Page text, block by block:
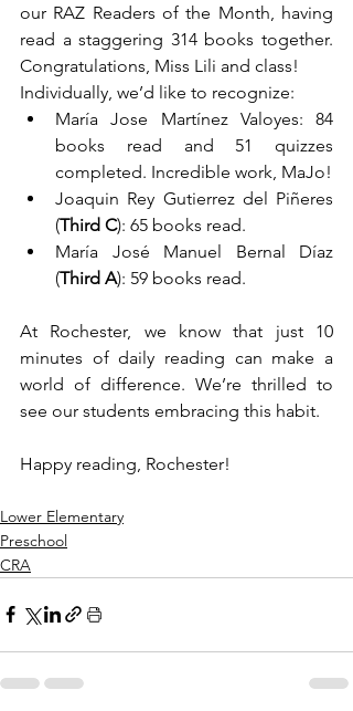
our RAZ Readers of the Month, having
read a staggering 314 books together.
Congratulations, Miss Lili and class!
Individually, we’d like to recognize:
María Jose Martínez Valoyes: 84
books read and 51 quizzes
completed. Incredible work, MaJo!
Joaquin Rey Gutierrez del Piñeres
(Third C): 65 books read.
María José Manuel Bernal Díaz
(Third A): 59 books read.
At Rochester, we know that just 10
minutes of daily reading can make a
world of difference. We’re thrilled to
see our students embracing this habit.
Happy reading, Rochester!
Lower Elementary
Preschool
CRA